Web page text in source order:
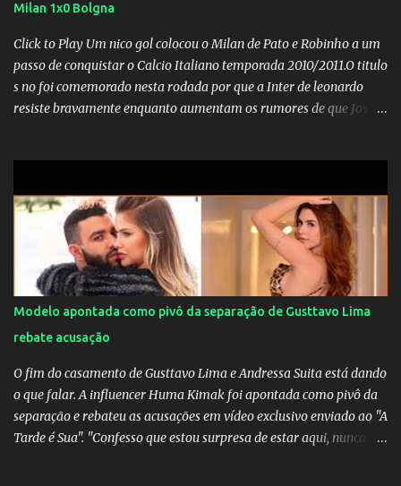
Milan 1x0 Bolgna
Click to Play Um nico gol colocou o Milan de Pato e Robinho a um
passo de conquistar o Calcio Italiano temporada 2010/2011.O titulo
s no foi comemorado nesta rodada por que a Inter de leonardo
resiste bravamente enquanto aumentam os rumores de que Jos
Modelo apontada como pivô da separação de Gusttavo Lima
rebate acusação
O fim do casamento de Gusttavo Lima e Andressa Suita está dando
o que falar. A influencer Huma Kimak foi apontada como pivô da
separação e rebateu as acusações em vídeo exclusivo enviado ao "A
Tarde é Sua". "Confesso que estou surpresa de estar aqui, nunca